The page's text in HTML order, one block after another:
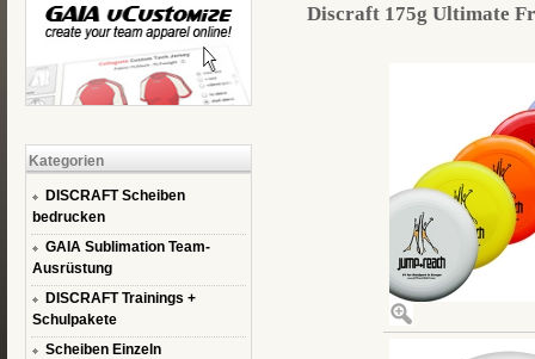
Kategorien
DISCRAFT Scheiben
bedrucken
GAIA Sublimation Team-
Ausrüstung
DISCRAFT Trainings +
Schulpakete
Scheiben Einzeln
Discraft 175g Ultimate